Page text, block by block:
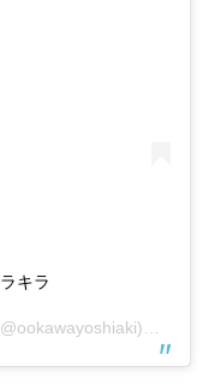
キラ
がシェアした投稿 –